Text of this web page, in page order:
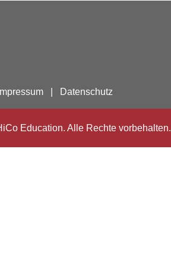
Impressum| Datenschutz
Education. Alle Rechte vorbehalten.